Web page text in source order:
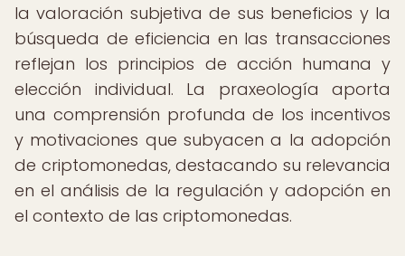
la valoración subjetiva de sus beneficios y la
búsqueda de eficiencia en las transacciones
reflejan los principios de acción humana y
elección individual. La praxeología aporta
una comprensión profunda de los incentivos
y motivaciones que subyacen a la adopción
de criptomonedas, destacando su relevancia
en el análisis de la regulación y adopción en
el contexto de las criptomonedas.